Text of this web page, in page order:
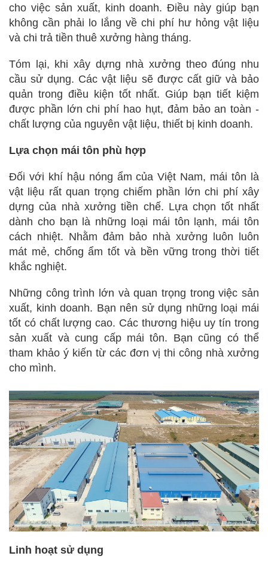
cho việc sản xuất, kinh doanh. Điều này giúp bạn
không cần phải lo lắng về chi phí hư hỏng vật liệu
và chi trả tiền thuê xưởng hàng tháng.
Tóm lại, khi xây dựng nhà xưởng theo đúng nhu
cầu sử dụng. Các vật liệu sẽ được cất giữ và bảo
quản trong điều kiện tốt nhất. Giúp bạn tiết kiệm
được phần lớn chi phí hao hụt, đảm bảo an toàn -
chất lượng của nguyên vật liệu, thiết bị kinh doanh.
Lựa chọn mái tôn phù hợp
Đối với khí hậu nóng ẩm của Việt Nam, mái tôn là
vật liệu rất quan trọng chiếm phần lớn chi phí xây
dựng của nhà xưởng tiền chế. Lựa chọn tốt nhất
dành cho bạn là những loại mái tôn lạnh, mái tôn
cách nhiệt. Nhằm đảm bảo nhà xưởng luôn luôn
mát mẻ, chống ẩm tốt và bền vững trong thời tiết
khắc nghiệt.
Những công trình lớn và quan trọng trong việc sản
xuất, kinh doanh. Bạn nên sử dụng những loại mái
tốt có chất lượng cao. Các thương hiệu uy tín trong
sản xuất và cung cấp mái tôn. Bạn cũng có thể
tham khảo ý kiến từ các đơn vị thi công nhà xưởng
cho mình.
Linh hoạt sử dụng